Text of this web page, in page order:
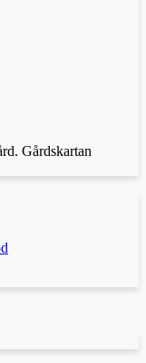
Gårdskartan